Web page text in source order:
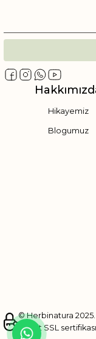
Hikayemiz
Blogumuz
© Herbinatura 2025.
256bit SSL